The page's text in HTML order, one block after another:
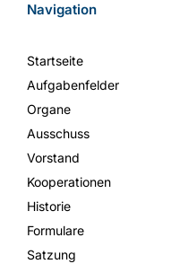
Navigation
Startseite
Aufgabenfelder
Organe
Ausschuss
Vorstand
Kooperationen
Historie
Formulare
Satzung